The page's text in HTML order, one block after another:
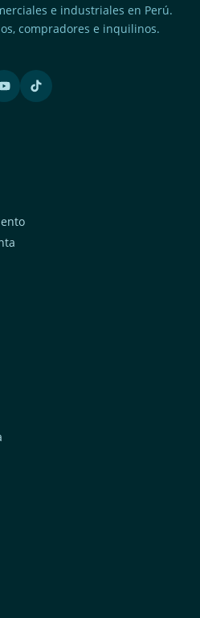
e industriales en Perú.
compradores e inquilinos.